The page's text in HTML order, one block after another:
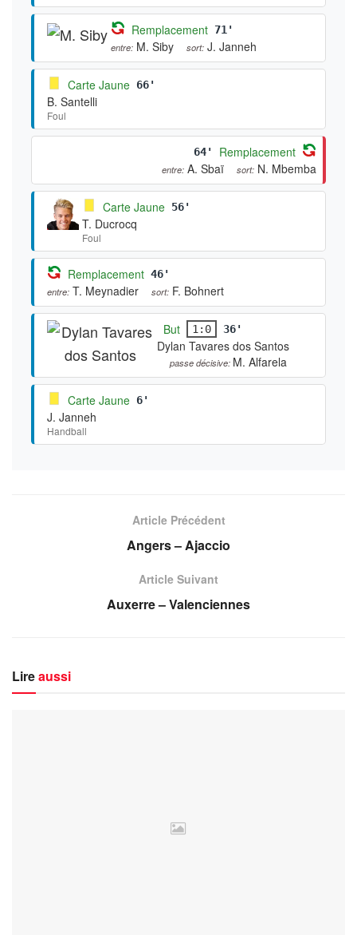
Remplacement 71'
entre: M. Siby sort: J. Janneh
Carte Jaune 66'
B. Santelli
Foul
64' Remplacement
entre: A. Sbaï sort: N. Mbemba
Carte Jaune 56'
T. Ducrocq
Foul
Remplacement 46'
entre: T. Meynadier sort: F. Bohnert
But 1:0 36'
Dylan Tavares dos Santos
passe décisive: M. Alfarela
Carte Jaune 6'
J. Janneh
Handball
Article Précédent
Angers – Ajaccio
Article Suivant
Auxerre – Valenciennes
Lireaussi